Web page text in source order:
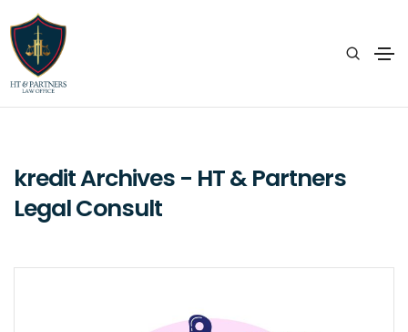
kredit Archives - HT & Partners
Legal Consult